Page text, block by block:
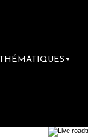
THÉMATIQUES ▼